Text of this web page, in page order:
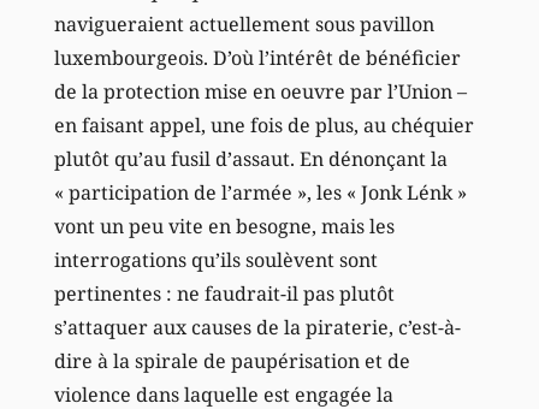
navigueraient actuellement sous pavillon
luxembourgeois. D’où l’intérêt de bénéficier
de la protection mise en oeuvre par l’Union –
en faisant appel, une fois de plus, au chéquier
plutôt qu’au fusil d’assaut. En dénonçant la
« participation de l’armée », les « Jonk Lénk »
vont un peu vite en besogne, mais les
interrogations qu’ils soulèvent sont
pertinentes : ne faudrait-il pas plutôt
s’attaquer aux causes de la piraterie, c’est-à-
dire à la spirale de paupérisation et de
violence dans laquelle est engagée la